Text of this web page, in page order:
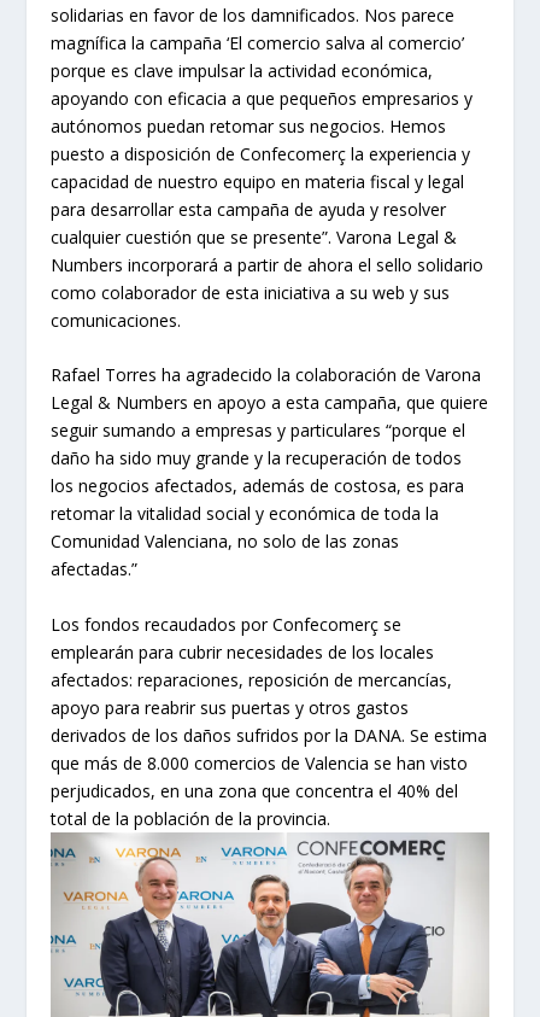
solidarias en favor de los damnificados. Nos parece
magnífica la campaña ‘El comercio salva al comercio’
porque es clave impulsar la actividad económica,
apoyando con eficacia a que pequeños empresarios y
autónomos puedan retomar sus negocios. Hemos
puesto a disposición de Confecomerç la experiencia y
capacidad de nuestro equipo en materia fiscal y legal
para desarrollar esta campaña de ayuda y resolver
cualquier cuestión que se presente”. Varona Legal &
Numbers incorporará a partir de ahora el sello solidario
como colaborador de esta iniciativa a su web y sus
comunicaciones.
Rafael Torres ha agradecido la colaboración de Varona
Legal & Numbers en apoyo a esta campaña, que quiere
seguir sumando a empresas y particulares “porque el
daño ha sido muy grande y la recuperación de todos
los negocios afectados, además de costosa, es para
retomar la vitalidad social y económica de toda la
Comunidad Valenciana, no solo de las zonas
afectadas.”
Los fondos recaudados por Confecomerç se
emplearán para cubrir necesidades de los locales
afectados: reparaciones, reposición de mercancías,
apoyo para reabrir sus puertas y otros gastos
derivados de los daños sufridos por la DANA. Se estima
que más de 8.000 comercios de Valencia se han visto
perjudicados, en una zona que concentra el 40% del
total de la población de la provincia.